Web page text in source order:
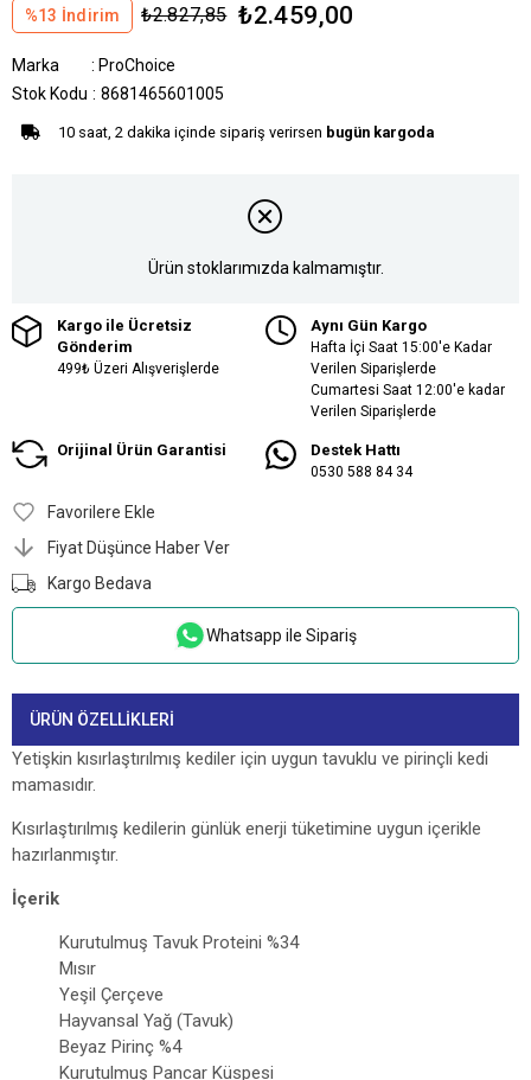
%13 İndirim ₺2.827,85 ₺2.459,00
Marka : ProChoice
Stok Kodu
8681465601005
10 saat, 2 dakika içinde sipariş verirsen bugün kargoda
Ürün stoklarımızda kalmamıştır.
Kargo ile Ücretsiz
Gönderim
499₺ Üzeri Alışverişlerde
Aynı Gün Kargo
Hafta İçi Saat 15:00'e Kadar
Verilen Siparişlerde
Cumartesi Saat 12:00'e kadar
Verilen Siparişlerde
Orijinal Ürün Garantisi Destek Hattı
0530 588 84 34
Favorilere Ekle
Fiyat Düşünce Haber Ver
Kargo Bedava
Whatsapp ile Sipariş
ÜRÜN ÖZELLIKLERI
Yetişkin kısırlaştırılmış kediler için uygun tavuklu ve pirinçli kedi
mamasıdır.
Kısırlaştırılmış kedilerin günlük enerji tüketimine uygun içerikle
hazırlanmıştır.
İçerik
Kurutulmuş Tavuk Proteini %34
Mısır
Yeşil Çerçeve
Hayvansal Yağ (Tavuk)
Beyaz Pirinç %4
Kurutulmuş Pancar Küspesi